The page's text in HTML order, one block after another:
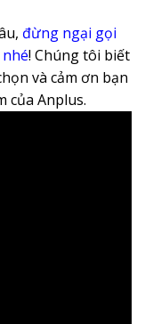
đừng ngại gọi
! Chúng tôi biết
và cảm ơn bạn
của Anplus.